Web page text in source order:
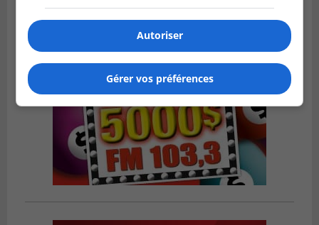
Autoriser
Gérer vos préférences